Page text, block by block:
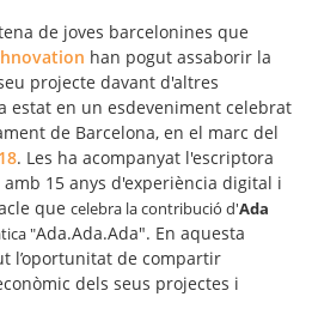
de joves barcelonines que
han pogut assaborir la
projecte davant d'altres
estat en un esdeveniment celebrat
de Barcelona, en el marc del
. Les ha acompanyat l'escriptora
15 anys d'experiència digital i
que celebra la contribució d'Ada
"Ada.Ada.Ada". En aquesta
l’oportunitat de compartir
dels seus projectes i